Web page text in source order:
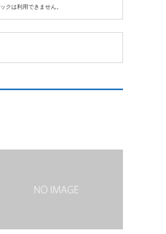
クは利用できません。